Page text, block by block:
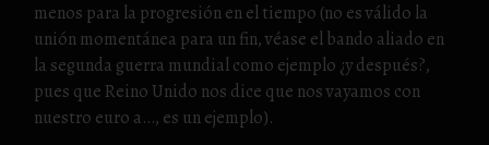
menos para la progresión en el tiempo (no es válido la
unión momentánea para un fin, véase el bando aliado en
la segunda guerra mundial como ejemplo ¿y después?,
pues que Reino Unido nos dice que nos vayamos con
nuestro euro a…, es un ejemplo).